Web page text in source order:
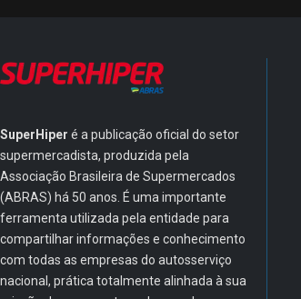
SuperHiper é a publicação oficial do setor
supermercadista, produzida pela
Associação Brasileira de Supermercados
(ABRAS) há 50 anos. É uma importante
ferramenta utilizada pela entidade para
compartilhar informações e conhecimento
com todas as empresas do autosserviço
nacional, prática totalmente alinhada à sua